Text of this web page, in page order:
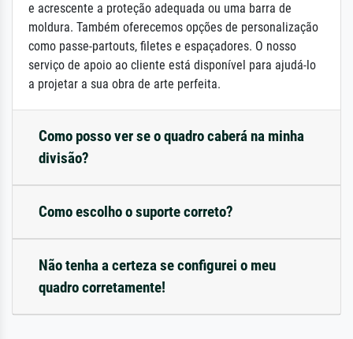
e acrescente a proteção adequada ou uma barra de
moldura. Também oferecemos opções de personalização
como passe-partouts, filetes e espaçadores. O nosso
serviço de apoio ao cliente está disponível para ajudá-lo
a projetar a sua obra de arte perfeita.
Como posso ver se o quadro caberá na minha
divisão?
Como escolho o suporte correto?
Não tenha a certeza se configurei o meu
quadro corretamente!